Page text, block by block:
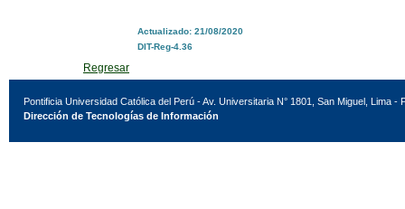
Actualizado: 21/08/2020
DIT-Reg-4.36
Regresar
Pontificia Universidad Católica del Perú - Av. Universitaria N° 1801, San Miguel, Lima -
Dirección de Tecnologías de Información